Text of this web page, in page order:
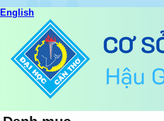
English